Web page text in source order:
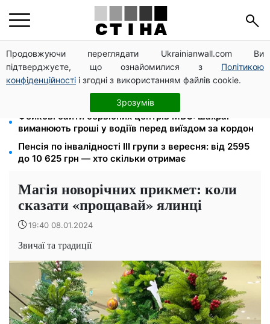
Продовжуючи переглядати Ukrainianwall.com Ви
підтверджуєте, що ознайомилися з Політикою
конфіденційності і згодні з використанням файлів cookie.
Зрозумів
Тариф 2,64 грн за кіловат з 1 жовтня: власники
електроопалення платитимуть на 39% менше
4 склади Fozzy Group знищила рф: Сільпо
попередило про затримки — полиці порожніють
Фейкові сайти сервісних центрів МВС: шахраї
виманюють гроші у водіїв перед виїздом за кордон
Пенсія по інвалідності III групи з вересня: від 2595
до 10 625 грн — хто скільки отримає
Магія новорічних прикмет: коли
сказати «прощавай» ялинці
19:40 08.01.2024
Звичаї та традиції